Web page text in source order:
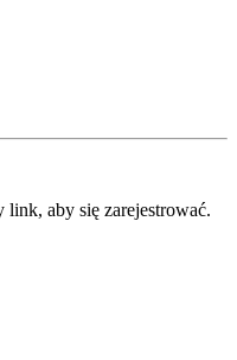
aby się zarejestrować.